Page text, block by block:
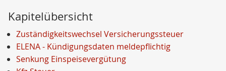
Kapitelübersicht
Zuständigkeitswechsel Versicherungssteuer
ELENA - Kündigungsdaten meldepflichtig
Senkung Einspeisevergütung